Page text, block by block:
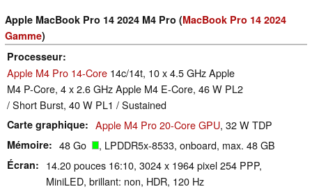
Apple MacBook Pro 14 2024 M4 Pro (MacBook Pro 14 2024
Gamme)
Processeur
Apple M4 Pro 14-Core 14c/14t, 10 x 4.5 GHz Apple
M4 P-Core, 4 x 2.6 GHz Apple M4 E-Core, 46 W PL2
/ Short Burst, 40 W PL1 / Sustained
Carte graphique Apple M4 Pro 20-Core GPU, 32 W TDP
Mémoire 48 Go , LPDDR5x-8533, onboard, max. 48 GB
Écran
14.20 pouces 16:10, 3024 x 1964 pixel 254 PPP,
MiniLED, brillant: non, HDR, 120 Hz